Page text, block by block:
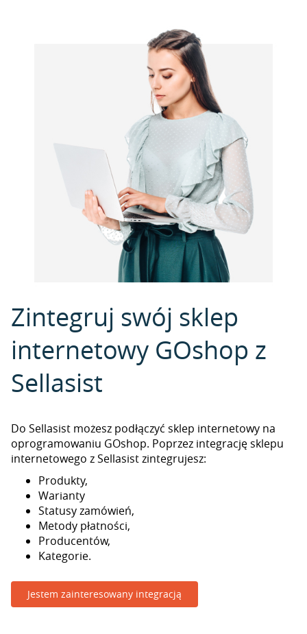
Zintegruj swój sklep
internetowy GOshop z
Sellasist
Do Sellasist możesz podłączyć sklep internetowy na
oprogramowaniu GOshop. Poprzez integrację sklepu
internetowego z Sellasist zintegrujesz:
Produkty,
Warianty
Statusy zamówień,
Metody płatności,
Producentów,
Kategorie.
Jestem zainteresowany integracją